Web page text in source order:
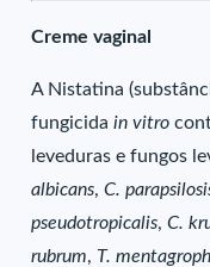
Creme vaginal
A Nistatina
fungicida in vitro
leveduras e fungos
albicans,C.
pseudotropicalis,C.
rubrum, T.